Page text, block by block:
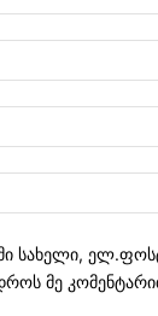
სახელი,
მე